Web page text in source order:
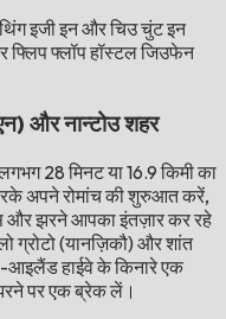
इजी इन और चिउ चुंट इन
फ्लिप फ्लॉप हॉस्टल जिउफेन
और नान्टोउ शहर
28 मिनट या 16.9 किमी का
अपने रोमांच की शुरुआत करें,
और झरने आपका इंतज़ार कर रहे
ग्रोटो (यानज़िकौ) और शांत
आइलैंड हाईवे के किनारे एक
पर एक ब्रेक लें।